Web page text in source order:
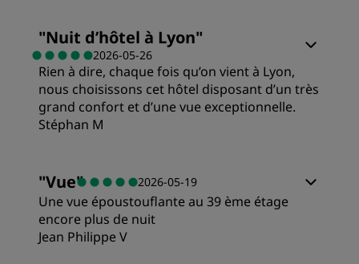
Propreté
Service
Qualité/prix
Literie
Emplacement
Propreté
"Nuit d’hôtel à Lyon"
2026-05-26
Rien à dire, chaque fois qu’on vient à Lyon,
nous choisissons cet hôtel disposant d’un très
grand confort et d’une vue exceptionnelle.
Stéphan M
Qualité/prix
"Vue" 2026-05-19
Une vue époustouflante au 39 ème étage
encore plus de nuit
Jean Philippe V